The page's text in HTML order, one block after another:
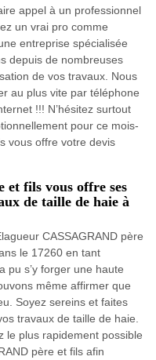
appel à un professionnel
un vrai pro comme
entreprise spécialisée
depuis de nombreuses
de vos travaux. Nous
au plus vite par téléphone
!!! N’hésitez surtout
pour ce mois-
vous offre votre devis
et fils vous offre ses
de taille de haie à
CASSAGRAND père
le 17260 en tant
pu s’y forger une haute
même affirmer que
Soyez sereins et faites
travaux de taille de haie.
le plus rapidement possible
père et fils afin